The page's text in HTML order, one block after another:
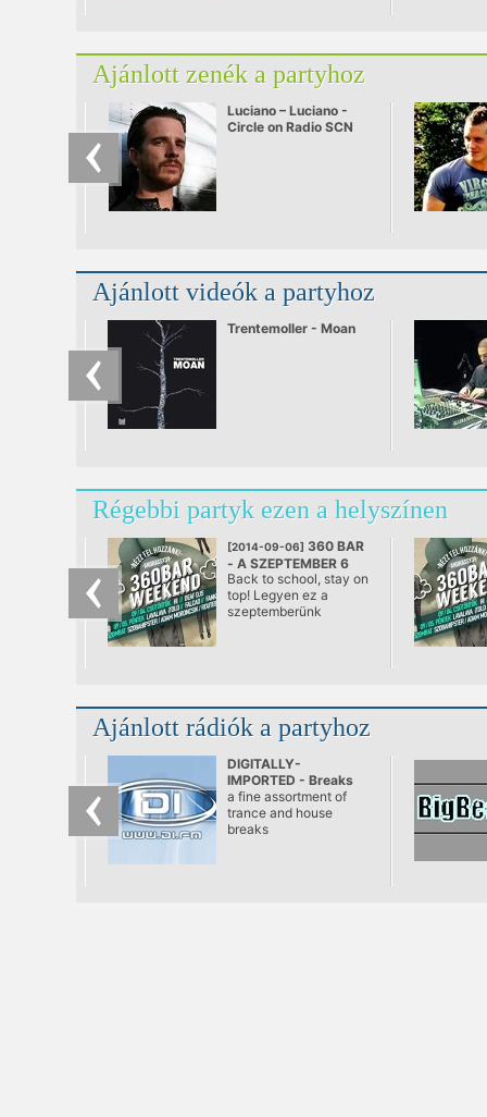
Ajánlott zenék a partyhoz
Luciano – Luciano -
Circle on Radio SCN
Ajánlott videók a partyhoz
Trentemoller - Moan
Régebbi partyk ezen a helyszínen
[2014-09-06] 360 BAR
- A SZEPTEMBER 6
@ 360 Bár, Budapest
Back to school, stay on
top! Legyen ez a
szeptemberünk
Ajánlott rádiók a partyhoz
DIGITALLY-
IMPORTED - Breaks
a fine assortment of
trance and house
breaks